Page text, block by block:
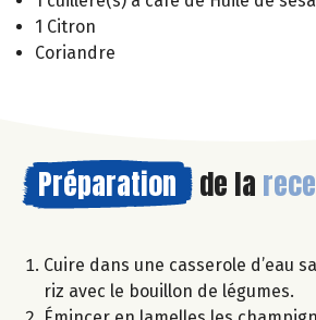
1 Citron
Coriandre
Préparation de la
Cuire dans une casserole d’eau
riz avec le bouillon de légumes.